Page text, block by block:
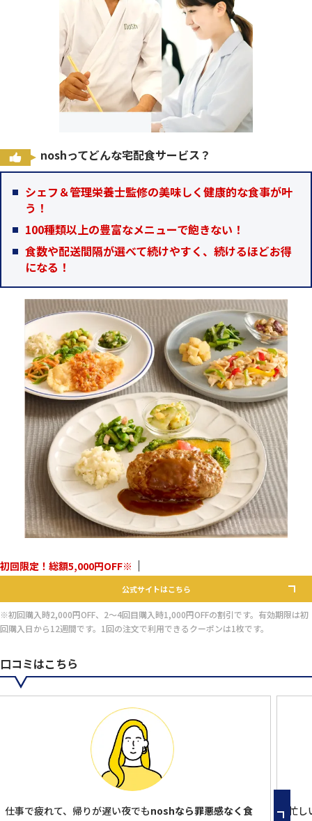
noshってどんな宅配食サービス？
シェフ＆管理栄養士監修の美味しく健康的な食事が叶
う！
100種類以上の豊富なメニューで飽きない！
食数や配送間隔が選べて続けやすく、続けるほどお得
になる！
初回限定！総額5,000円OFF※
公式サイトはこちら
※初回購入時2,000円OFF、2～4回目購入時1,000円OFFの割引です。有効期限は初
回購入日から12週間です。1回の注文で利用できるクーポンは1枚です。
口コミはこちら
仕事で疲れて、帰りが遅い夜でもnoshなら罪悪感なく食
忙